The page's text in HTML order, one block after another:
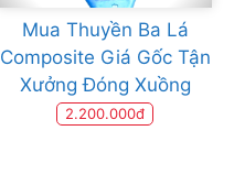
Mua Thuyền Ba Lá
Composite Giá Gốc Tận
Xưởng Đóng Xuồng
2.200.000đ